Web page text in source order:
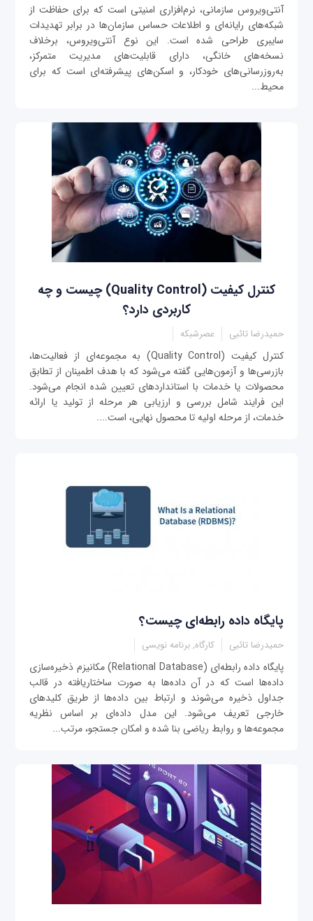
آنتی‌ویروس سازمانی، نرم‌افزاری امنیتی است که برای حفاظت از
شبکه‌های رایانه‌ای و اطلاعات حساس سازمان‌ها در برابر تهدیدات
سایبری طراحی شده است. این نوع آنتی‌ویروس، برخلاف
نسخه‌های خانگی، دارای قابلیت‌های مدیریت متمرکز،
به‌روزرسانی‌های خودکار، و اسکن‌های پیشرفته‌ای است که برای
محیط...
کنترل کیفیت (Quality Control) چیست و چه
کاربردی دارد؟
حمیدرضا تائبی عصرشبکه
کنترل کیفیت (Quality Control) به مجموعه‌ای از فعالیت‌ها،
بازرسی‌ها و آزمون‌هایی گفته می‌شود که با هدف اطمینان از تطابق
محصولات یا خدمات با استانداردهای تعیین شده انجام می‌شود.
این فرایند شامل بررسی و ارزیابی هر مرحله از تولید یا ارائه
خدمات، از مرحله اولیه تا محصول نهایی، است....
پایگاه داده رابطه‌ای چیست؟
حمیدرضا تائبی کارگاه, برنامه نویسی
پایگاه داده رابطه‌ای (Relational Database) مکانیزم ذخیره‌سازی
داده‌ها است که در آن داده‌ها به صورت ساختاریافته در قالب
جداول ذخیره می‌شوند و ارتباط بین داده‌ها از طریق کلیدهای
خارجی تعریف می‌شود. این مدل داده‌ای بر اساس نظریه
مجموعه‌ها و روابط ریاضی بنا شده و امکان جستجو، مرتب‌...